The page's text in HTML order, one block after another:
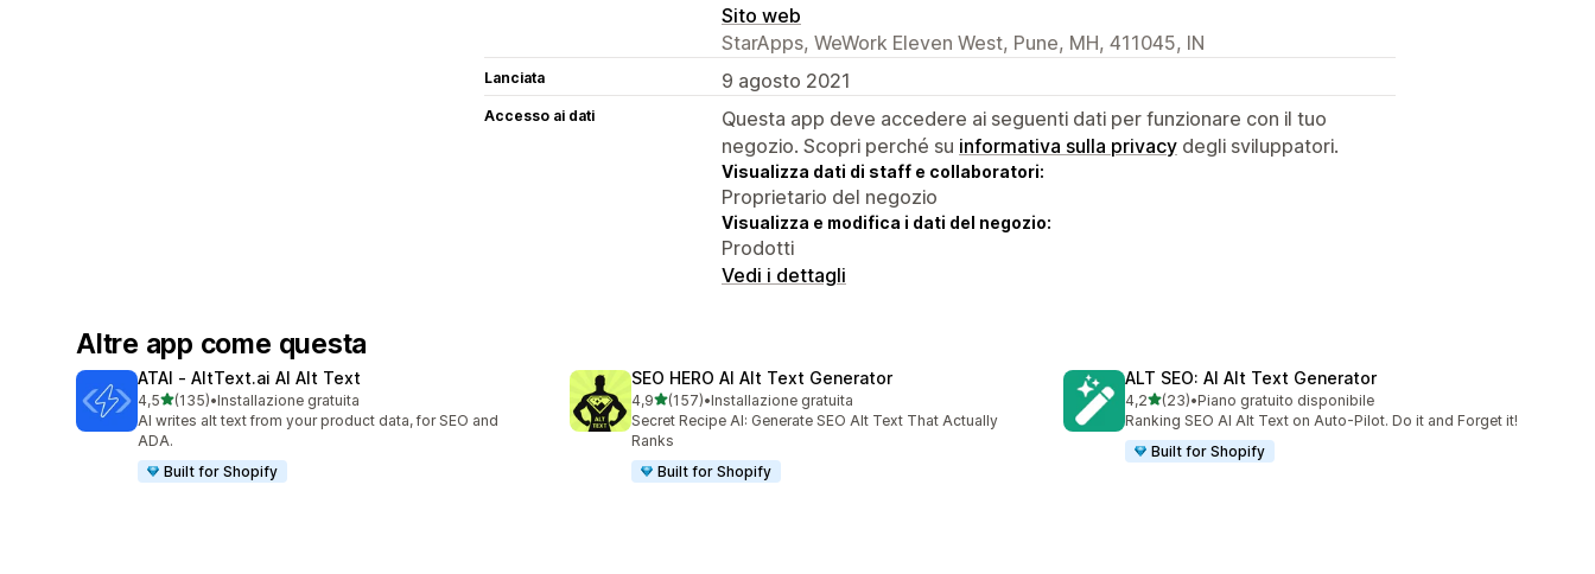
Sito web
StarApps, WeWork Eleven West, Pune, MH, 411045, IN
Lanciata 9 agosto 2021
Accesso ai dati
Questa app deve accedere ai seguenti dati per funzionare con il tuo
negozio. Scopri perché su informativa sulla privacy degli sviluppatori.
Visualizza dati di staff e collaboratori:
Proprietario del negozio
Visualizza e modifica i dati del negozio:
Prodotti
Vedi i dettagli
Altre app come questa
ATAI ‑ AltText.ai AI Alt Text
4,5stelle su 5
(135)
135 recensioni totali
•Installazione gratuita
AI writes alt text from your product data, for SEO and
ADA.
Built for Shopify
SEO HERO AI Alt Text Generator
4,9stelle su 5
(157)
157 recensioni totali
•Installazione gratuita
Secret Recipe AI: Generate SEO Alt Text That Actually
Ranks
Built for Shopify
ALT SEO: AI Alt Text Generator
4,2stelle su 5
(23)
23 recensioni totali
•Piano gratuito disponibile
Ranking SEO AI Alt Text on Auto‑Pilot. Do it and Forget it!
Built for Shopify